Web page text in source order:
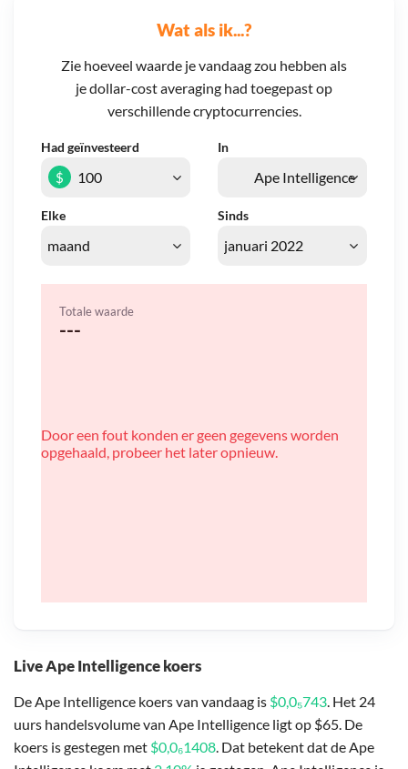
Live Ape Intelligence koers
De Ape Intelligence koers van vandaag is $0,0₅743. Het 24
uurs handelsvolume van Ape Intelligence ligt op $65. De
koers is gestegen met $0,0₆1408. Dat betekent dat de Ape
Wat als ik...?
Zie hoeveel waarde je vandaag zou hebben als
je dollar-cost averaging had toegepast op
verschillende cryptocurrencies.
Had geïnvesteerd In
Elke Sinds
$
Totale waarde
---
Door een fout konden er geen gegevens worden
opgehaald, probeer het later opnieuw.